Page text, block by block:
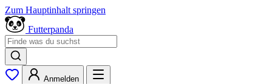
Zum Hauptinhalt springen
Futterpanda
Anmelden